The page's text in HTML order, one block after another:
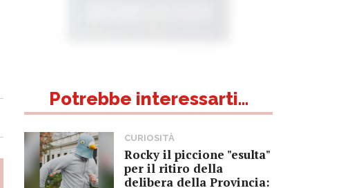
Potrebbe interessarti...
CURIOSITÀ
Rocky il piccione "esulta"
per il ritiro della
delibera della Provincia: